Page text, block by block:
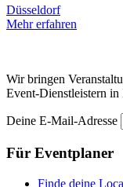
Düsseldorf
Mehr erfahren
Wir bringen
Event-Dienstleistern in
Deine E-Mail-Adresse
Für Eventplaner
Finde deine